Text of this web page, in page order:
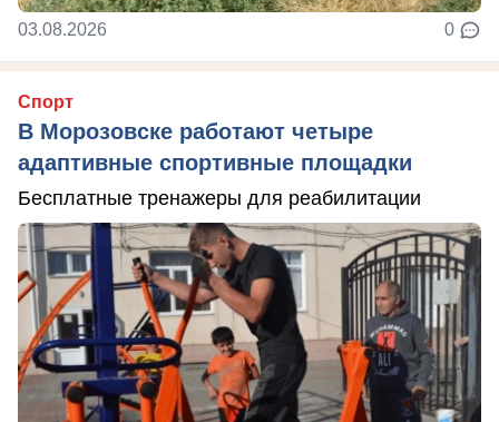
03.08.2026 0
Спорт
В Морозовске работают четыре
адаптивные спортивные площадки
Бесплатные тренажеры для реабилитации